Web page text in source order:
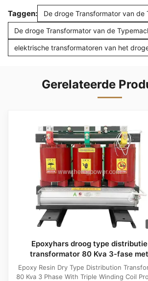
Taggen: De droge Transformator van de
De droge Transformator van de
elektrische transformatoren van het
Gerelateerde
Epoxyhars droog type distributie
transformator 80 Kva 3-fase met
drievoudige spoel
Epoxy Resin Dry Type Distribution
80 Kva 3 Phase With Triple Winding Coil